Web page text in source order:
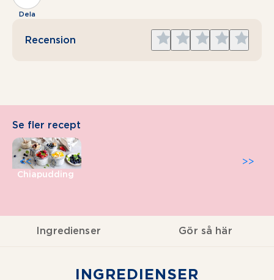
Dela
Recension
Give
5
Give
4
Give
3
Give
2
Give
1
Se fler recept
Chiapudding
>>
<<
Ingredienser Gör så här
INGREDIENSER